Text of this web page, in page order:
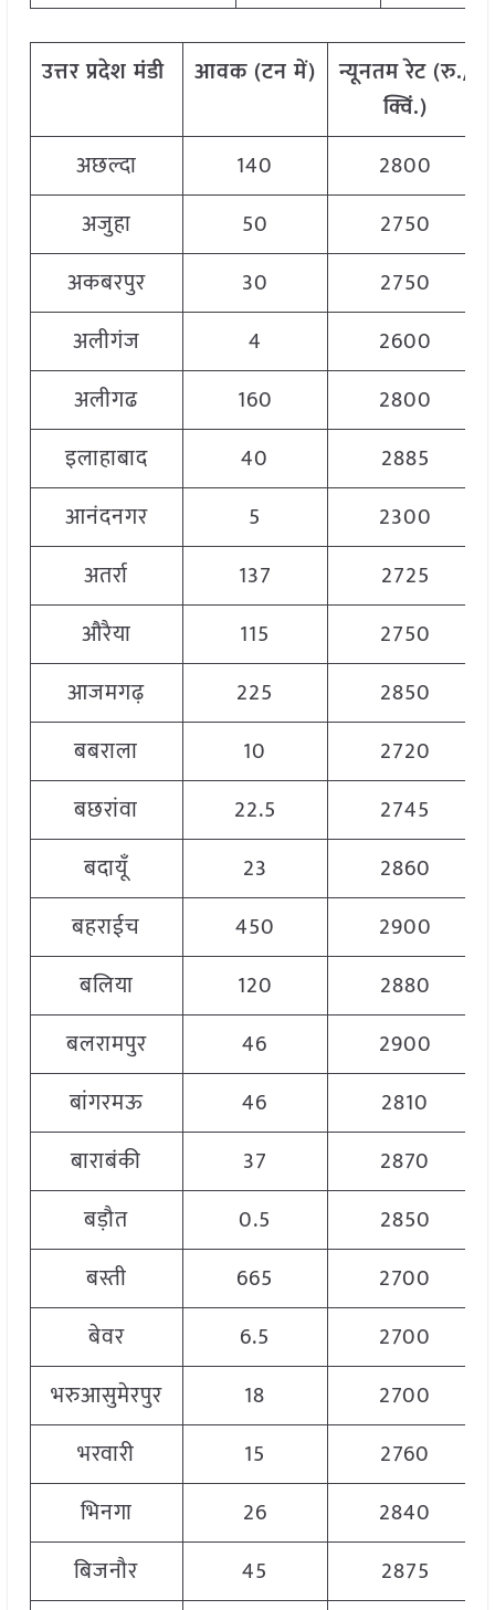
उत्तरप्रदेशमंडी आवक(टनमें) न्यूनतमरेट(रु./
क्विं.)
अछल्दा 140
2800
अजुहा
50
2750
अकबरपुर
30
2750
अलीगंज
4
2600
अलीगढ
160
2800
इलाहाबाद
40
2885
आनंदनगर
5
2300
अतर्रा
137
2725
औरैया
115
2750
आजमगढ़
225
2850
बबराला
10
2720
बछरांवा
22.5
2745
बदायूँ
23
2860
बहराईच
450
2900
बलिया
120
2880
बलरामपुर
46
2900
बांगरमऊ
46
2810
बाराबंकी
37
2870
बड़ौत
0.5
2850
बस्ती
665
2700
बेवर
6.5
2700
भरुआसुमेरपुर
18
2700
भरवारी
15
2760
भिनगा
26
2840
बिजनौर
45 2875